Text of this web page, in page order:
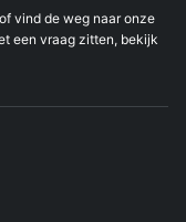
vind de weg naar onze
een vraag zitten, bekijk